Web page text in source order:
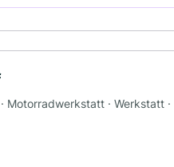
Motorradwerkstatt · Werkstatt